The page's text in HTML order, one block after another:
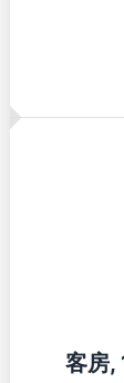
客房,